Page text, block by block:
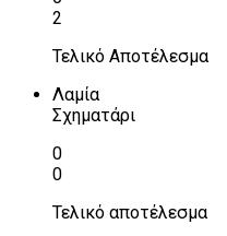
2
Τελικό Αποτέλεσμα
Λαμία
Σχηματάρι
0
0
Τελικό αποτέλεσμα